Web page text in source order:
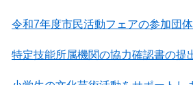
令和7年度市民活動フェアの参加団
特定技能所属機関の協力確認書の提